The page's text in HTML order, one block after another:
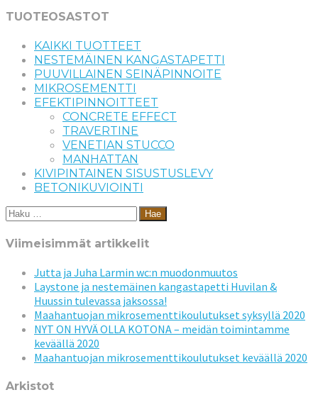
TUOTEOSASTOT
KAIKKI TUOTTEET
NESTEMÄINEN KANGASTAPETTI
PUUVILLAINEN SEINÄPINNOITE
MIKROSEMENTTI
EFEKTIPINNOITTEET
CONCRETE EFFECT
TRAVERTINE
VENETIAN STUCCO
MANHATTAN
KIVIPINTAINEN SISUSTUSLEVY
BETONIKUVIOINTI
Haku:
Viimeisimmät artikkelit
Jutta ja Juha Larmin wc:n muodonmuutos
Laystone ja nestemäinen kangastapetti Huvilan &
Huussin tulevassa jaksossa!
Maahantuojan mikrosementtikoulutukset syksyllä 2020
NYT ON HYVÄ OLLA KOTONA – meidän toimintamme
keväällä 2020
Maahantuojan mikrosementtikoulutukset keväällä 2020
Arkistot